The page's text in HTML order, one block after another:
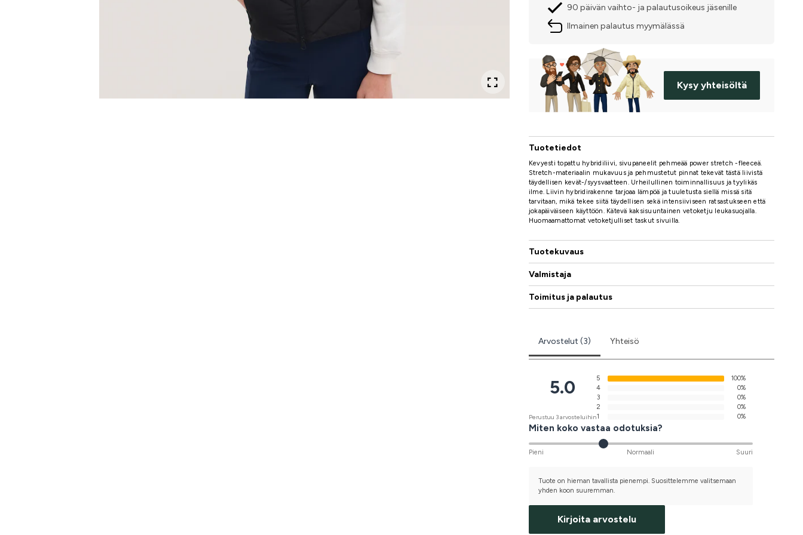
90 päivän vaihto- ja palautusoikeus jäsenille
Ilmainen palautus myymälässä
Kysy yhteisöltä
Tuotetiedot
Kevyesti topattu hybridiliivi, sivupaneelit pehmeää power stretch -fleeceä.
Stretch-materiaalin mukavuus ja pehmustetut pinnat tekevät tästä liivistä
täydellisen kevät-/syysvaatteen. Urheilullinen toiminnallisuus ja tyylikäs
ilme. Liivin hybridirakenne tarjoaa lämpöä ja tuuletusta siellä missä sitä
tarvitaan, mikä tekee siitä täydellisen sekä intensiiviseen ratsastukseen että
jokapäiväiseen käyttöön. Kätevä kaksisuuntainen vetoketju leukasuojalla.
Huomaamattomat vetoketjulliset taskut sivuilla.
Tuotekuvaus
Valmistaja
Toimitus ja palautus
Arvostelut (3) Yhteisö
5.0
Perustuu 3 arvosteluihin
5
100%
4
0%
3
0%
2
0%
1
0%
Miten koko vastaa odotuksia?
Pieni Normaali Suuri
Tuote on hieman tavallista pienempi. Suosittelemme valitsemaan
yhden koon suuremman.
Kirjoita arvostelu